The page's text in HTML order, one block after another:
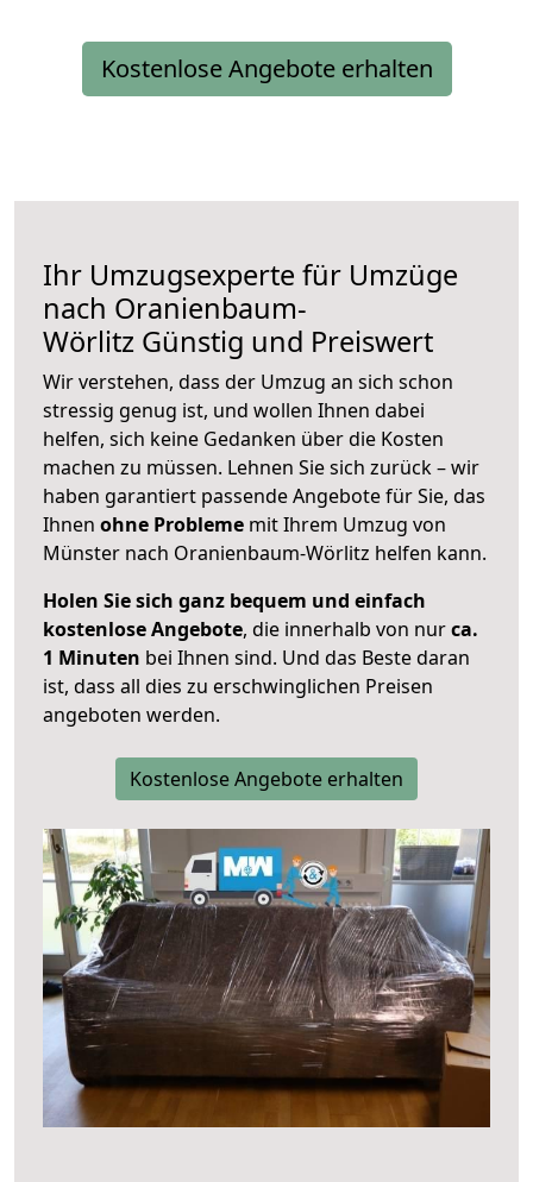
Kostenlose Angebote erhalten
Ihr Umzugsexperte für Umzüge
nach Oranienbaum-
Wörlitz Günstig und Preiswert
Wir verstehen, dass der Umzug an sich schon
stressig genug ist, und wollen Ihnen dabei
helfen, sich keine Gedanken über die Kosten
machen zu müssen. Lehnen Sie sich zurück – wir
haben garantiert passende Angebote für Sie, das
Ihnen ohne Probleme mit Ihrem Umzug von
Münster nach Oranienbaum-Wörlitz helfen kann.
Holen Sie sich ganz bequem und einfach
kostenlose Angebote, die innerhalb von nurca.
1 Minuten bei Ihnen sind. Und das Beste daran
ist, dass all dies zu erschwinglichen Preisen
angeboten werden.
Kostenlose Angebote erhalten